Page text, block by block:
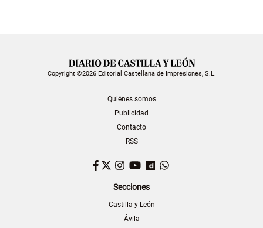
Copyright ©2026 Editorial Castellana de Impresiones, S.L.
Quiénes somos
Publicidad
Contacto
RSS
Facebook
TwitterInstagram
YouTubeDailymotion
Secciones
Castilla y León
Ávila